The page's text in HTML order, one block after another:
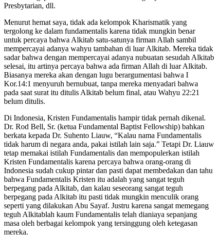
Presbytarian, dll.
Menurut hemat saya, tidak ada kelompok Kharismatik yang
tergolong ke dalam fundamentalis karena tidak mungkin benar
untuk percaya bahwa Alkitab satu-satunya firman Allah sambil
mempercayai adanya wahyu tambahan di luar Alkitab. Mereka tidak
sadar bahwa dengan mempercayai adanya nubuatan sesudah Alkitab
selesai, itu artinya percaya bahwa ada firman Allah di luar Alkitab.
Biasanya mereka akan dengan lugu berargumentasi bahwa I
Kor.14:1 menyuruh bernubuat, tanpa mereka menyadari bahwa
pada saat surat itu ditulis Alkitab belum final, atau Wahyu 22:21
belum ditulis.
Di Indonesia, Kristen Fundamentalis hampir tidak pernah dikenal.
Dr. Rod Bell, Sr. (ketua Fundamental Baptist Fellowship) bahkan
berkata kepada Dr. Suhento Liauw, “Kalau nama Fundamentalis
tidak harum di negara anda, pakai istilah lain saja.” Tetapi Dr. Liauw
tetap memakai istilah Fundamentalis dan mempopulerkan istilah
Kristen Fundamentalis karena percaya bahwa orang-orang di
Indonesia sudah cukup pintar dan pasti dapat membedakan dan tahu
bahwa Fundamentalis Kristen itu adalah yang sangat teguh
berpegang pada Alkitab, dan kalau seseorang sangat teguh
berpegang pada Alkitab itu pasti tidak mungkin menculik orang
seperti yang dilakukan Abu Sayaf. Justru karena sangat memegang
teguh Alkitablah kaum Fundamentalis telah dianiaya sepanjang
masa oleh berbagai kelompok yang tersinggung oleh ketegasan
mereka.